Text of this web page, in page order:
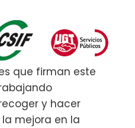
que firman este
y hacer
mejora en la